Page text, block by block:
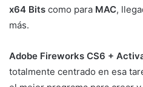
x64 Bits como para MAC,
más.
Adobe Fireworks CS6 +
totalmente centrado en esa